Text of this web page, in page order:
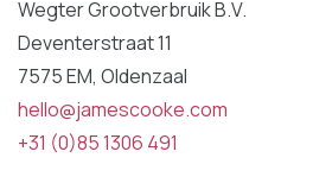
Wegter Grootverbruik B.V.
Deventerstraat 11
7575 EM, Oldenzaal
hello@jamescooke.com
+31 (0)85 1306 491